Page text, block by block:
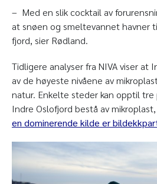
– Med en slik cocktail av
at snøen og smeltevannet havner
fjord, sier Rødland.
Tidligere analyser fra NIVA viser at
av de høyeste nivåene av
natur. Enkelte steder kan opptil
Indre Oslofjord bestå av
en dominerende kilde er